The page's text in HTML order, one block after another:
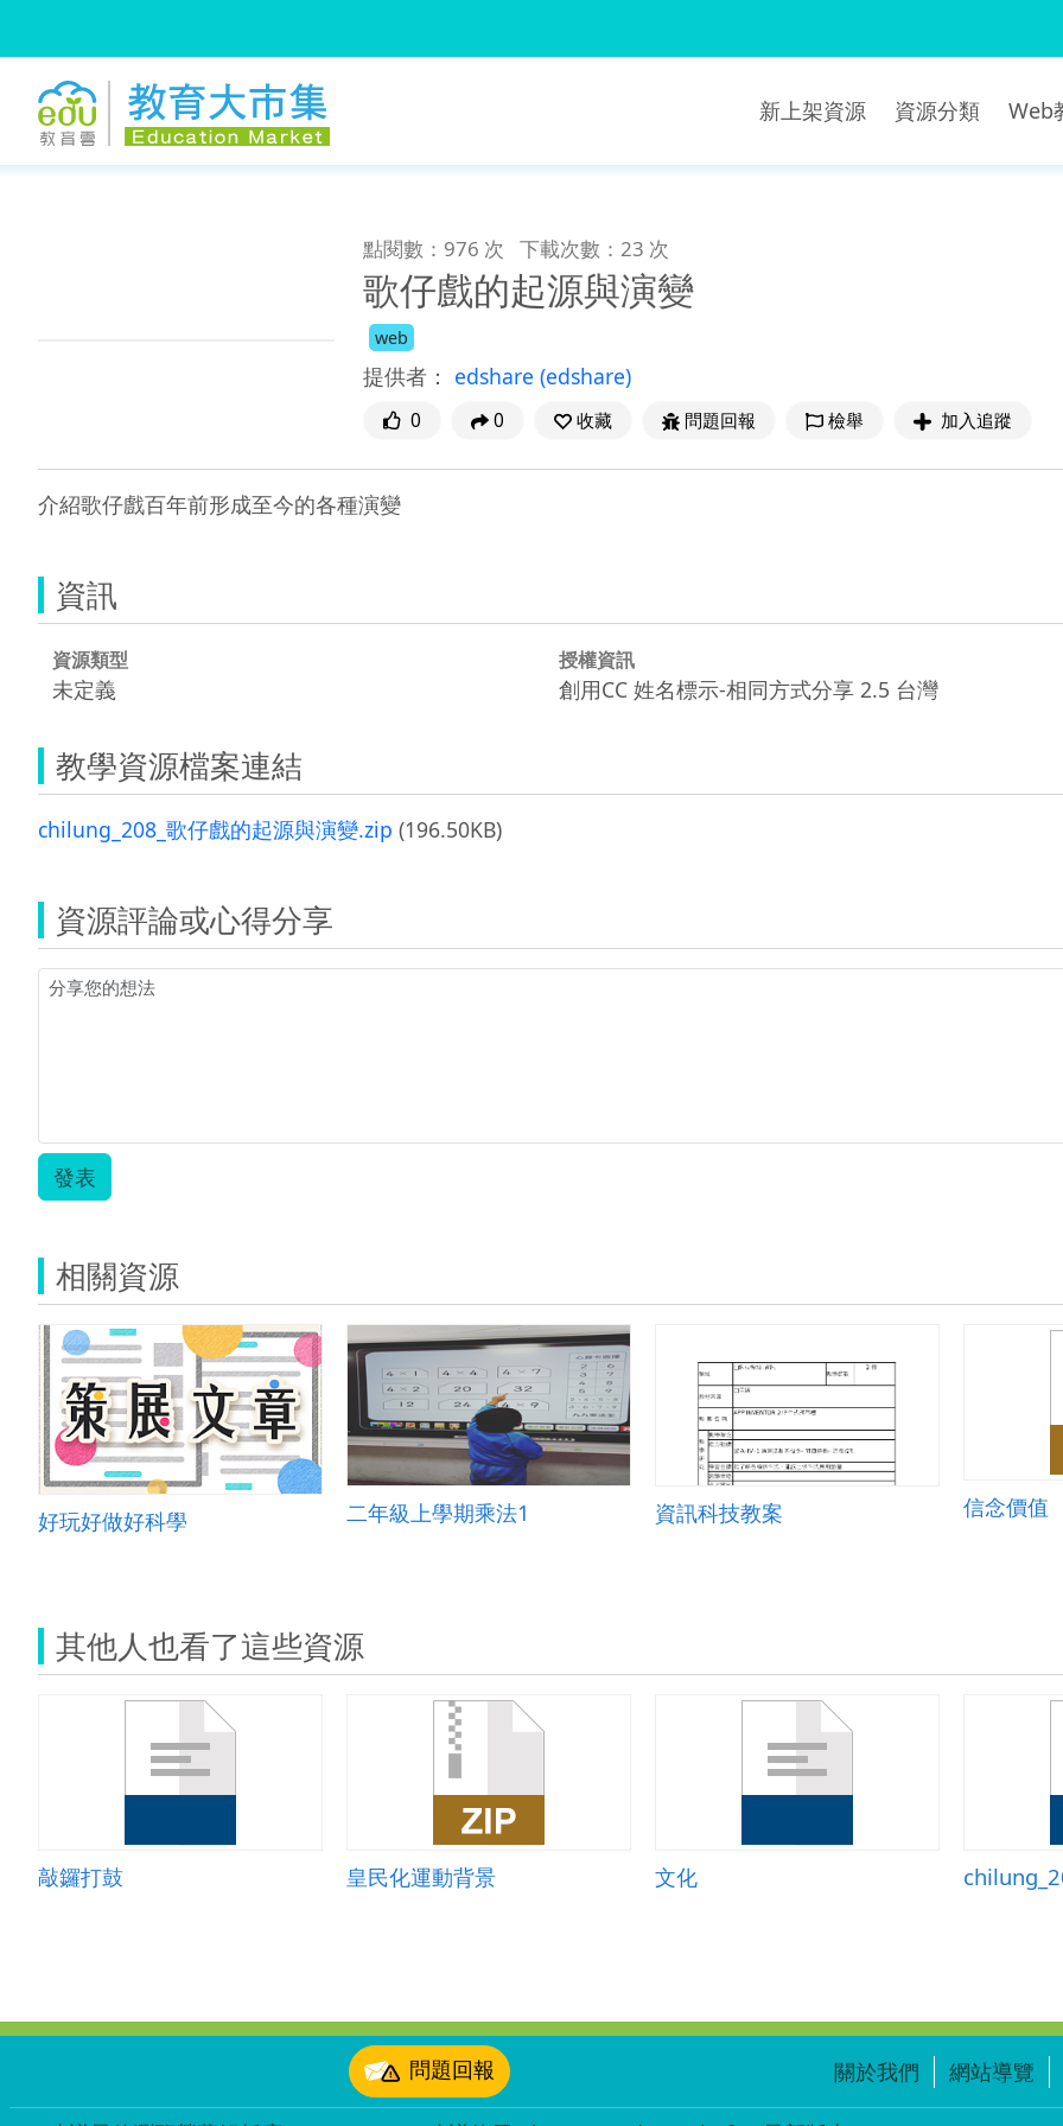
新上架資源 資源分類 Web
點閱數：976 次 下載次數：23 次
歌仔戲的起源與演變
web
提供者： edshare (edshare)
0 0 收藏 問題回報 檢舉 加入追蹤
介紹歌仔戲百年前形成至今的各種演變
資訊
資源類型
未定義
授權資訊
創用CC 姓名標示-相同方式分享 2.5 台灣
教學資源檔案連結
chilung_208_歌仔戲的起源與演變.zip (196.50KB)
資源評論或心得分享
發表
相關資源
好玩好做好科學 二年級上學期乘法1 資訊科技教案 信念價值
其他人也看了這些資源
敲鑼打鼓 皇民化運動背景 文化
問題回報 關於我們 網站導覽